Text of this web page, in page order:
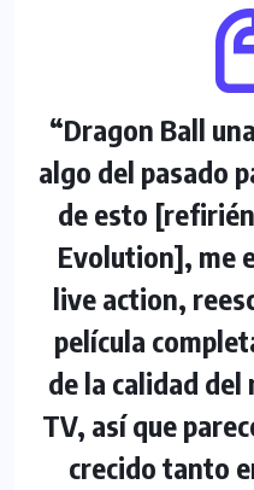
“Dragon Ball
algo del pasado
de esto
Evolution], me
live action,
película
de la calidad del
TV, así que
crecido tanto